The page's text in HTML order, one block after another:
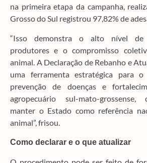
na primeira etapa da campanha,
Grosso do Sul registrou 97,82% de
“Isso demonstra o alto nível de
produtores e o compromisso
animal. A Declaração de Rebanho e
uma ferramenta estratégica para
prevenção de doenças e
agropecuário sul-mato-
manter o Estado como referência
animal”, frisou.
Como declarar e o que atualizar